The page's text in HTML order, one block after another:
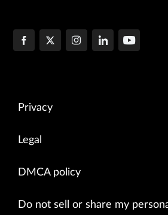
Privacy
Legal
DMCA policy
Do not sell or share my